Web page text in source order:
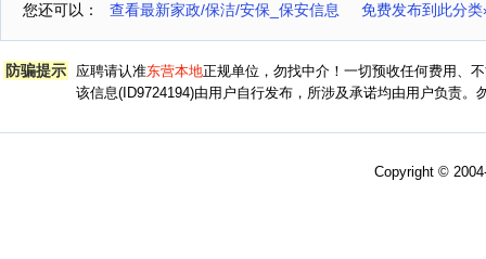
您还可以： 查看最新家政/保洁/安保_保安信息 免费发布到此分类
防骗提示 应聘请认准东营本地正规单位，勿找中介！一切预收任何费用、
该信息(ID9724194)由用户自行发布，所涉及承诺均由用户负责。
Copyright ©